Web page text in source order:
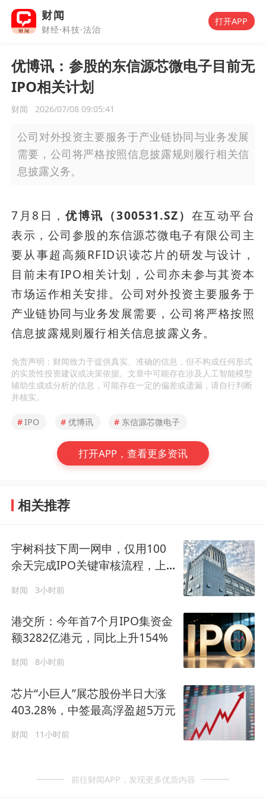
财闻
财经·科技·法治
打开APP
优博讯：参股的东信源芯微电子目前无
IPO相关计划
财闻 2026/07/08 09:05:41
公司对外投资主要服务于产业链协同与业务发展
需要，公司将严格按照信息披露规则履行相关信
息披露义务。
7月8日，优博讯（300531.SZ） 在互动平台
表示，公司参股的东信源芯微电子有限公司主
要从事超高频RFID识读芯片的研发与设计，
目前未有IPO相关计划，公司亦未参与其资本
市场运作相关安排。公司对外投资主要服务于
产业链协同与业务发展需要，公司将严格按照
信息披露规则履行相关信息披露义务。
免责声明：财闻致力于提供真实、准确的信息，但不构成任何形式
的实质性投资建议或决策依据。文章中可能存在涉及人工智能模型
辅助生成或分析的信息，可能存在一定的偏差或遗漏，请自行判断
并核实。
#IPO # 优博讯 # 东信源芯微电子
打开APP，查看更多资讯
相关推荐
宇树科技下周一网申，仅用100
余天完成IPO关键审核流程，上
市时市值约609.93亿元
财闻 3小时前
港交所：今年首7个月IPO集资金
额3282亿港元，同比上升154%
财闻 8小时前
芯片“小巨人”展芯股份半日大涨
403.28%，中签最高浮盈超5万元
财闻 11小时前
前往财闻APP，发现更多优质内容